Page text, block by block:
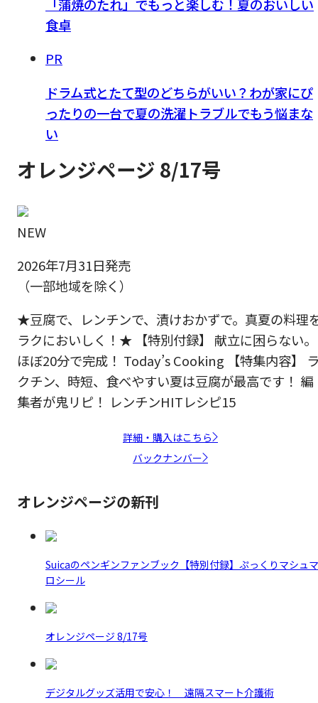
「蒲焼のたれ」でもっと楽しむ！夏のおいしい
食卓
PR
ドラム式とたて型のどちらがいい？わが家にぴ
ったりの一台で夏の洗濯トラブルでもう悩まな
い
オレンジページ 8/17号
NEW
2026年7月31日発売
（一部地域を除く）
★豆腐で、レンチンで、漬けおかずで。真夏の料理
ラクにおいしく！★ 【特別付録】 献立に困らない。
ほぼ20分で完成！ Today’s Cooking 【特集内容】
クチン、時短、食べやすい夏は豆腐が最高です！ 編
集者が鬼リピ！ レンチンHITレシピ15
詳細・購入はこちら
バックナンバー
オレンジページの新刊
Suicaのペンギンファンブック【特別付録】ぷっくりマシュマ
ロシール
オレンジページ 8/17号
デジタルグッズ活用で安心！ 遠隔スマート介護術